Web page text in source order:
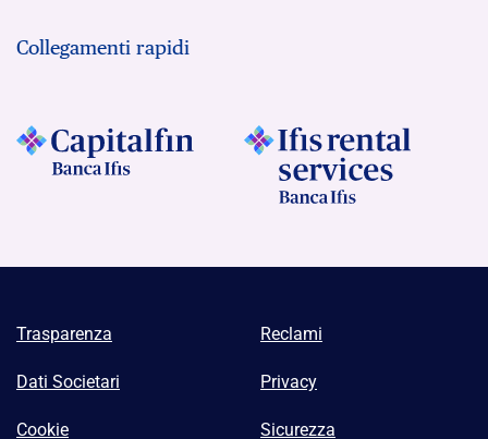
Collegamenti rapidi
Trasparenza Reclami
Dati Societari Privacy
Cookie Sicurezza